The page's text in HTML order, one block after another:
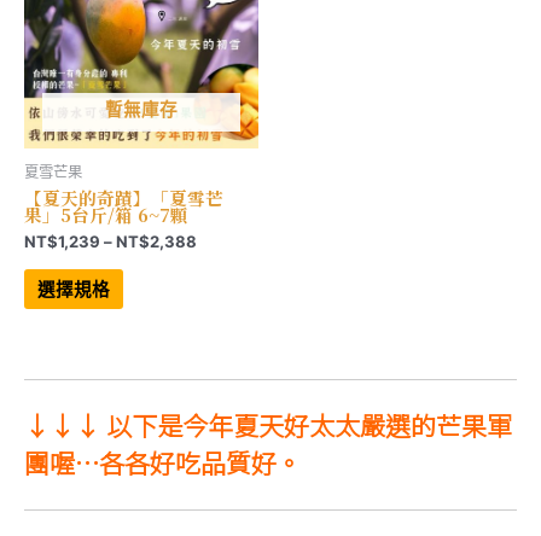
暫無庫存
夏雪芒果
【夏天的奇蹟】「夏雪芒
果」5台斤/箱 6~7顆
NT$1,239 –NT$2,388
選擇規格
此
品
式。
在
產
品
頁
選
↓↓↓ 以下是今年夏天好太太嚴選的芒果軍
團喔…各各好吃品質好。